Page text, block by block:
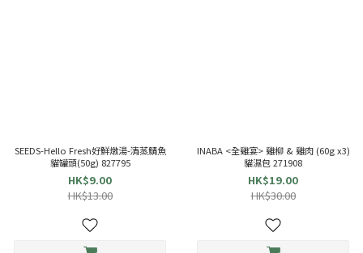
SEEDS-Hello Fresh好鮮燉湯-清蒸鯖魚
貓罐頭(50g) 827795
HK$9.00
HK$13.00
INABA <全雞宴> 雞柳 & 雞肉 (60g x3)
貓濕包 271908
HK$19.00
HK$30.00